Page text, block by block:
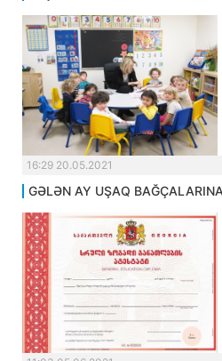
16:29 20.05.2021
GƏLƏN AY UŞAQ